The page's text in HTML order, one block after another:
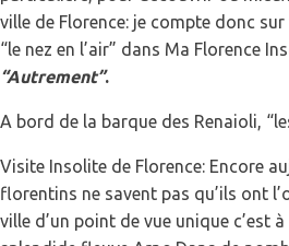
ville de Florence: je compte donc
“le nez en l’air” dans Ma Florence
“Autrement”.
A bord de la barque des Renaioli,
Visite Insolite de Florence: Encore
florentins ne savent pas qu’ils ont
ville d’un point de vue unique c’est